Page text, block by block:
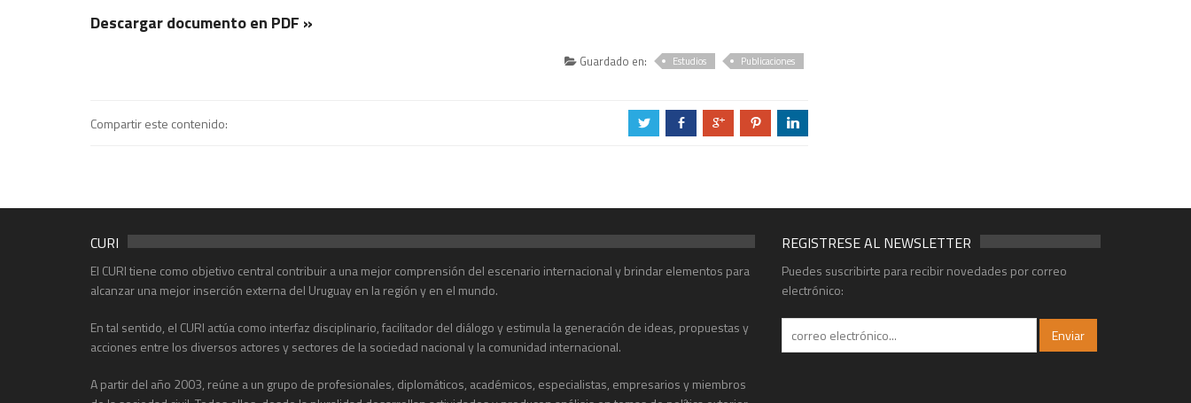
Descargar documento en PDF »
Guardado en: Estudios Publicaciones
Compartir este contenido: a b c d j
CURI
El CURI tiene como objetivo central contribuir a una mejor comprensión del escenario internacional y brindar elementos para
alcanzar una mejor inserción externa del Uruguay en la región y en el mundo.
En tal sentido, el CURI actúa como interfaz disciplinario, facilitador del diálogo y estimula la generación de ideas, propuestas y
acciones entre los diversos actores y sectores de la sociedad nacional y la comunidad internacional.
A partir del año 2003, reúne a un grupo de profesionales, diplomáticos, académicos, especialistas, empresarios y miembros
REGISTRESE AL NEWSLETTER
Puedes suscribirte para recibir novedades por correo
electrónico: